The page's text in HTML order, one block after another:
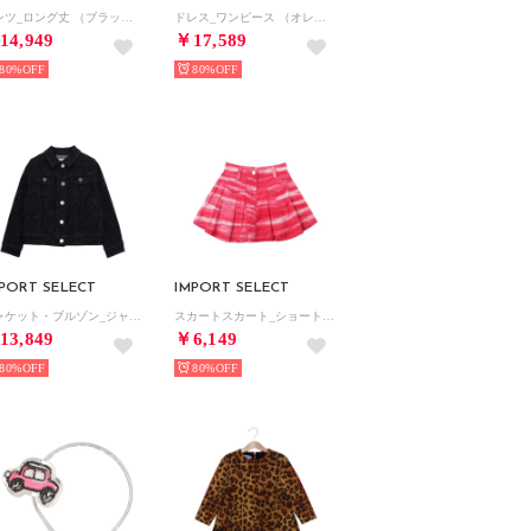
80%
￥17,589
80%
SELECT
80%
IMPORT SELECT
￥6,149
80%